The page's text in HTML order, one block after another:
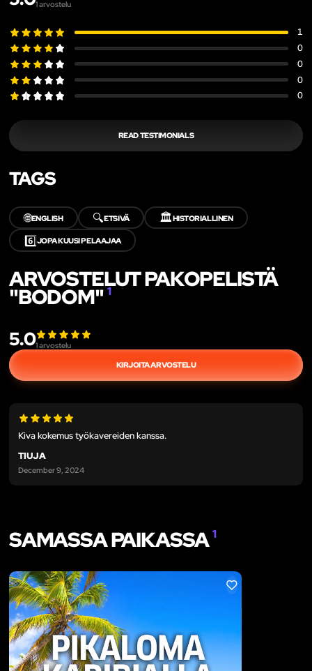
1arvostelu
1
0
0
0
0
READ TESTIMONIALS
TAGS
🌐ENGLISH 🔍ETSIVÄ 🏛️HISTORIALLINEN
6️⃣JOPA KUUSI PELAAJAA
ARVOSTELUT PAKOPELISTÄ
"BODOM" 1
5.01arvostelu
KIRJOITA ARVOSTELU
Kiva kokemus työkavereiden kanssa.
TIUJA
December 9, 2024
SAMASSA PAIKASSA1
LIKE